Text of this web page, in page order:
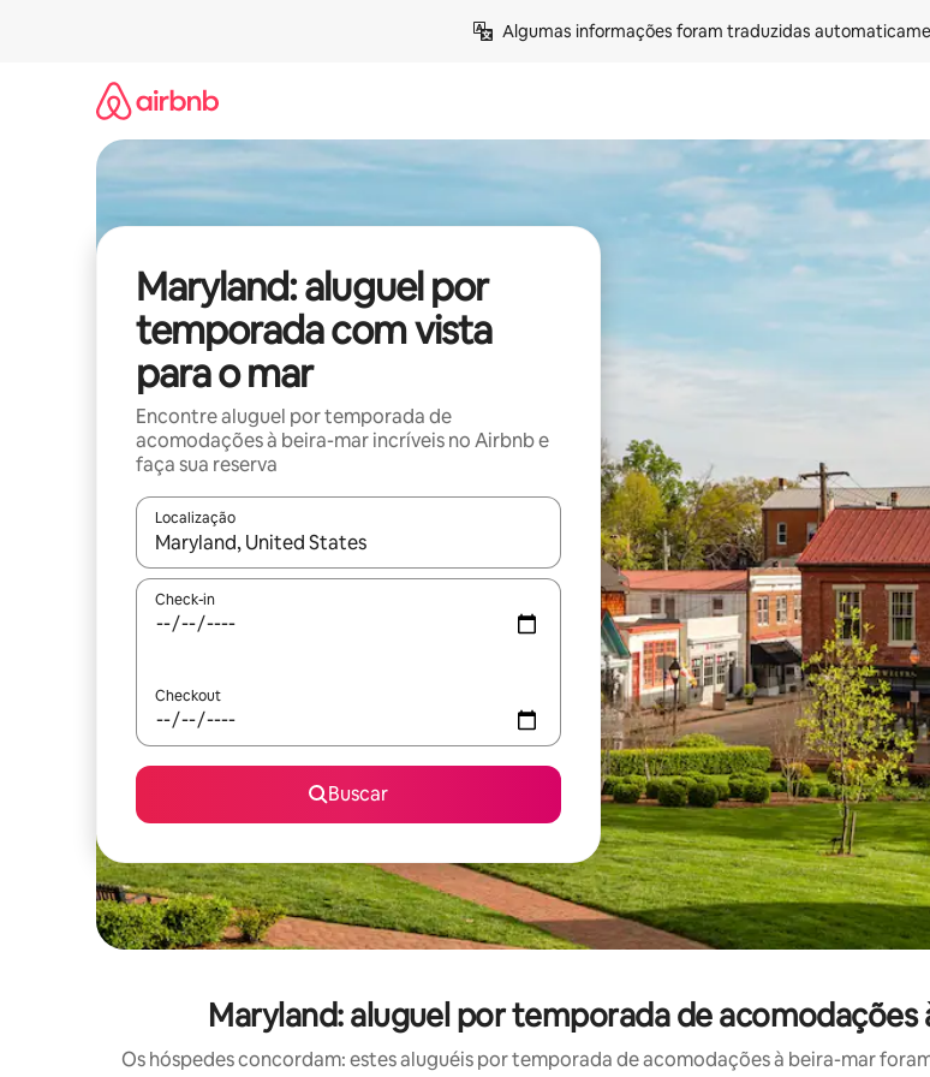
Algumas informações foram traduzidas
Maryland: aluguel por
temporada com vista
para o mar
Encontre aluguel por temporada de
acomodações à beira-mar incríveis no Airbnb e
faça sua reserva
Localização
Quando os resultados estiverem disponíveis, explore-os usando as seta para cima e para baixo do
Check-in
Checkout
Buscar
Maryland: aluguel por temporada de
Os hóspedes concordam: estes aluguéis por temporada de acomodações à beira-mar